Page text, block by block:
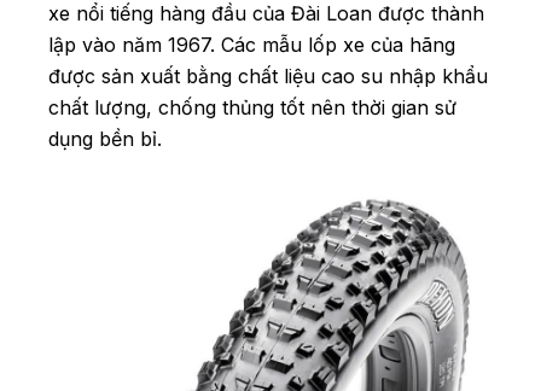
xe nổi tiếng hàng đầu của Đài Loan được thành
lập vào năm 1967. Các mẫu lốp xe của hãng
được sản xuất bằng chất liệu cao su nhập khẩu
chất lượng, chống thủng tốt nên thời gian sử
dụng bền bỉ.